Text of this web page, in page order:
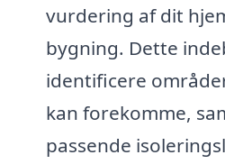
vurdering af dit
bygning. Dette
identificere
kan forekomme,
passende